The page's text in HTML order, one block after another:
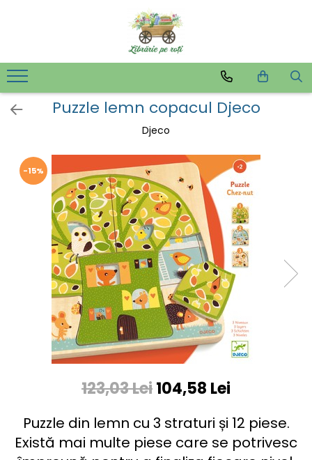
Puzzle lemn copacul Djeco
Djeco
-15%
123,03 Lei104,58 Lei
Puzzle din lemn cu 3 straturi și 12 piese.
Există mai multe piese care se potrivesc